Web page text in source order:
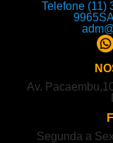
Telefone (11)
9965
Av.
Segunda a